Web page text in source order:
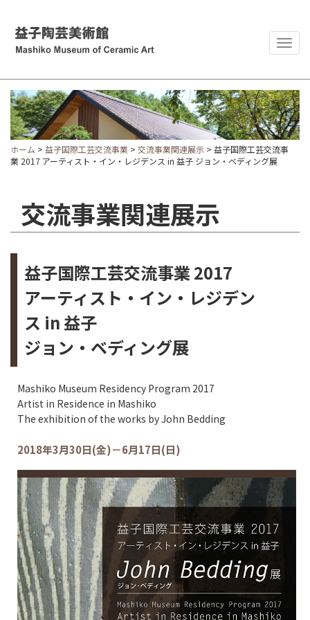
ホーム > 益子国際工芸交流事業 > 交流事業関連展示 > 益子国際工芸交流事
業 2017 アーティスト・イン・レジデンス in 益子 ジョン・ベディング展
交流事業関連展示
益子国際工芸交流事業 2017
アーティスト・イン・レジデン
ス in 益子
ジョン・ベディング展
Mashiko Museum Residency Program 2017
Artist in Residence in Mashiko
The exhibition of the works by John Bedding
2018年3月30日(金)－6月17日(日)